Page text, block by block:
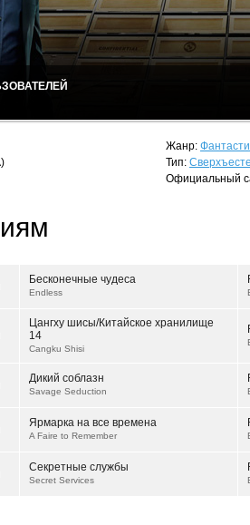
Жанр:
Тип:
Официальный
Бесконечные чудеса
Endless
Цангху шисы/Китайское хранилище
14
Cangku Shisi
Дикий соблазн
Savage Seduction
Ярмарка на все времена
A Faire to Remember
Секретные службы
Secret Services